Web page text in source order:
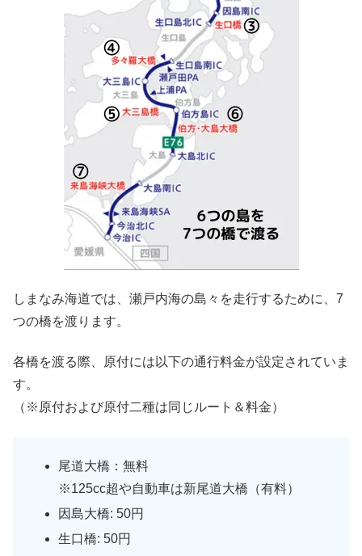
しまなみ海道では、瀬戸内海の島々を走行するために、7
つの橋を渡ります。
各橋を渡る際、原付には以下の通行料金が設定されていま
す。
（※原付および原付二種は同じルート＆料金）
尾道大橋：無料
※125cc超や自動車は新尾道大橋（有料）
因島大橋: 50円
生口橋: 50円